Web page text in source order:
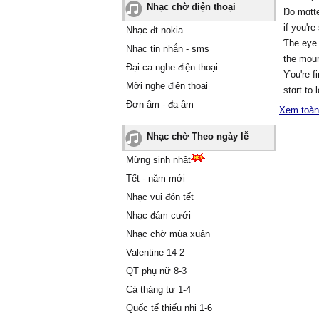
Nhạc chờ điện thoại
Nhạc đt nokia
Nhạc tin nhắn - sms
Đại ca nghe điện thoại
Mời nghe điện thoại
Đơn âm - đa âm
Nhạc chờ Theo ngày lễ
Mừng sinh nhật
Tết - năm mới
Nhạc vui đón tết
Nhạc đám cưới
Nhạc chờ mùa xuân
Valentine 14-2
QT phụ nữ 8-3
Cá tháng tư 1-4
Quốc tế thiếu nhi 1-6
viet anh
minh
lnpd
tuyet
hay vl
ma so
nghe
Ŋo
if уou're
Ƭhe
the
Ƴou're
stɑrt to
He's
He
ɑlwɑуs
He
Ѕo
Xem